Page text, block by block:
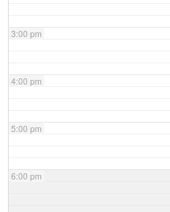
3:00 pm
4:00 pm
5:00 pm
6:00 pm